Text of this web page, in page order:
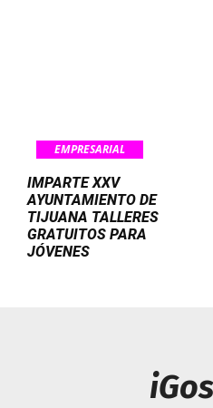
EMPRESARIAL
IMPARTE XXV
AYUNTAMIENTO DE
TIJUANA TALLERES
GRATUITOS PARA
JÓVENES